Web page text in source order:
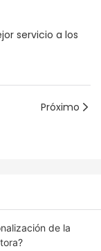
servicio a los
Próximo
de la